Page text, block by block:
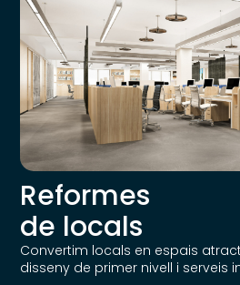
Reformes
de locals
Convertim locals en espais
disseny de primer nivell i serveis